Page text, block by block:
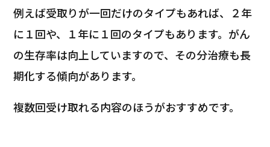
例えば受取りが一回だけのタイプもあれば、２年
に１回や、１年に１回のタイプもあります。がん
の生存率は向上していますので、その分治療も長
期化する傾向があります。
複数回受け取れる内容のほうがおすすめです。